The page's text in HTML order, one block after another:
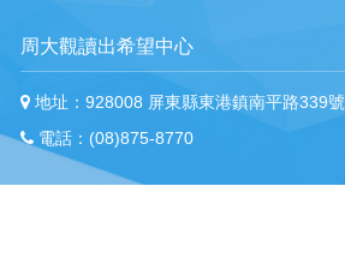
周大觀讀出希望中心
地址：928008 屏東縣東港鎮南平路339號
電話：(08)875-8770